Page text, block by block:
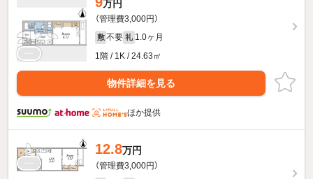
万円
（管理費3,000円）
敷 不要 礼 1.0ヶ月
1階 / 1K / 24.63㎡
物件詳細を見る
ほか提供
12.8万円
（管理費3,000円）